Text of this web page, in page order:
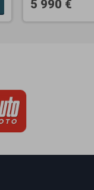
5 990 €